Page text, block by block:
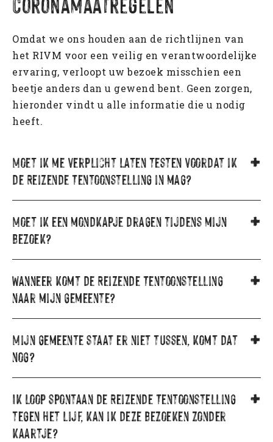
Aankomst in Nederland
John Manusama
Molukse Acties
Tom Polnaija
Containers & Thema’s
Generatie op generatie
Veteraneninstituut
Omdat we ons houden aan de richtlijnen van
het RIVM voor een veilig en verantwoordelijke
ervaring, verloopt uw bezoek misschien een
beetje anders dan u gewend bent. Geen zorgen,
hieronder vindt u alle informatie die u nodig
heeft.
Moet ik me verplicht laten testen voordat ik
de Reizende Tentoonstelling in mag?
Moet ik een mondkapje dragen tijdens mijn
bezoek?
Wanneer komt de Reizende Tentoonstelling
naar mijn gemeente?
Mijn gemeente staat er niet tussen, komt dat
nog?
Ik loop spontaan de Reizende Tentoonstelling
tegen het lijf, kan ik deze bezoeken zonder
kaartje?